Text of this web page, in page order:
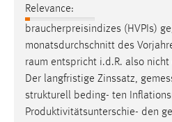
Relevance:
braucherpreisindizes (HVPIs)
monatsdurchschnitt des
raum entspricht i.d.R. also
Der langfristige Zinssatz,
strukturell beding- ten
Produktivitätsunterschie- den